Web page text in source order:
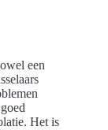
een
Het is